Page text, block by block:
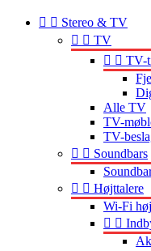
  Stereo & TV
  TV
  TV-
Alle TV
TV-
TV-
  Soundbars
  Højttalere
Wi-Fi
 